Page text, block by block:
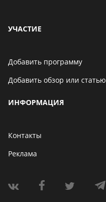
УЧАСТИЕ
Добавить программу
Добавить обзор или статью
ИНФОРМАЦИЯ
Контакты
Реклама